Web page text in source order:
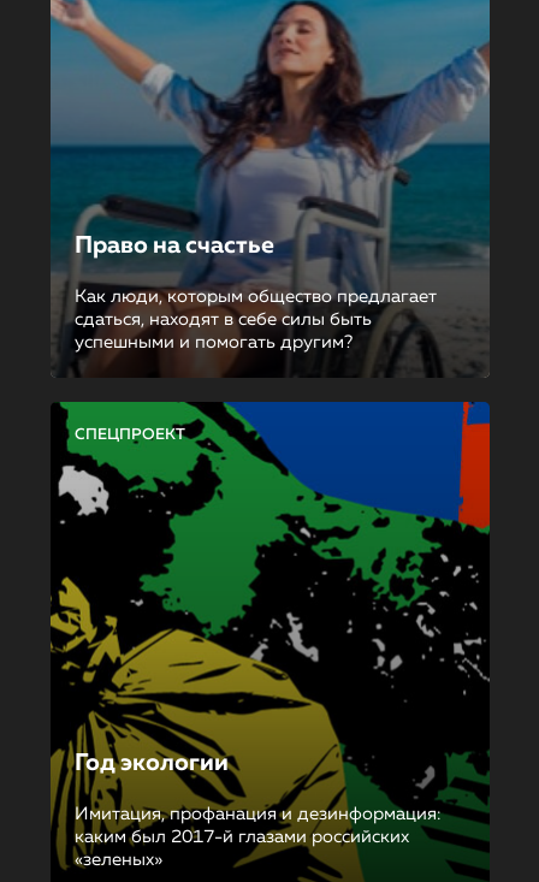
Право на счастье
Как люди, которым общество предлагает
сдаться, находят в себе силы быть
успешными и помогать другим?
СПЕЦПРОЕКТ
Год экологии
Имитация, профанация и дезинформация:
каким был 2017-й глазами российских
«зеленых»